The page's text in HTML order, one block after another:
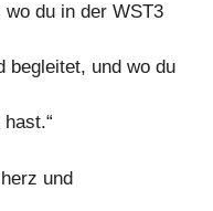
du in der WST3
begleitet, und wo du
und